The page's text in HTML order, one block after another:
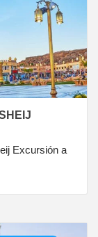
Excursión a